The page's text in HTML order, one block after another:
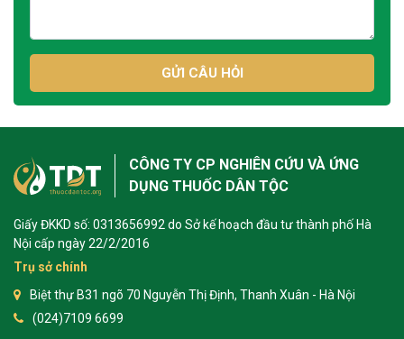
GỬI CÂU HỎI
CÔNG TY CP NGHIÊN CỨU VÀ ỨNG
DỤNG THUỐC DÂN TỘC
Giấy ĐKKD số: 0313656992 do Sở kế hoạch đầu tư thành phố Hà
Nội cấp ngày 22/2/2016
Trụ sở chính
Biệt thự B31 ngõ 70 Nguyễn Thị Định, Thanh Xuân - Hà Nội
(024)7109 6699